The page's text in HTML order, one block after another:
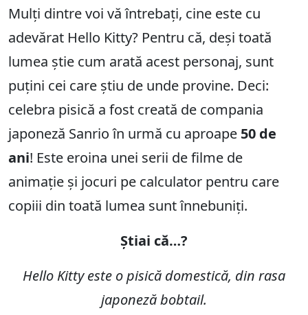
Mulți dintre voi vă întrebați, cine este cu
adevărat Hello Kitty? Pentru că, deși toată
lumea știe cum arată acest personaj, sunt
puțini cei care știu de unde provine. Deci:
celebra pisică a fost creată de compania
japoneză Sanrio în urmă cu aproape 50 de
ani! Este eroina unei serii de filme de
animație și jocuri pe calculator pentru care
copiii din toată lumea sunt înnebuniți.
Știai că…?
Hello Kitty este o pisică domestică, din rasa
japoneză bobtail.